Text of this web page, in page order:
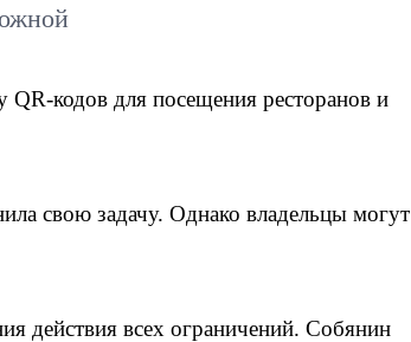
кодов для посещения ресторанов и
свою задачу. Однако владельцы могут
действия всех ограничений. Собянин